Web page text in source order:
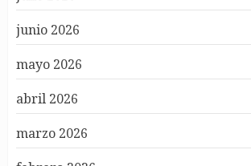
junio 2026
mayo 2026
abril 2026
marzo 2026